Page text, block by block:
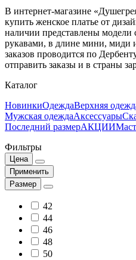
В интернет-магазине
купить женское платье от
наличии представлены
рукавами, в длине мини, миди
заказов проводится по
отправить заказы и в страны
Каталог
НовинкиОдеждаВерхняя
Мужская одеждаАксессуары
Последний размерАКЦИИ
Фильтры
Цена
Применить
Размер
42
44
46
48
50